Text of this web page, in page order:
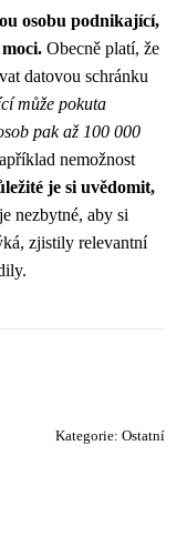
osobu podnikající,
Obecně platí, že
datovou schránku
může pokuta
pak až 100 000
nemožnost
je si uvědomit,
nezbytné, aby si
zjistily relevantní
Kategorie: Ostatní